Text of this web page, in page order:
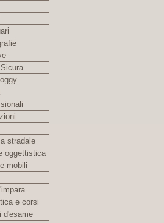
stradale
oggettistica
mobili
e corsi
d'esame